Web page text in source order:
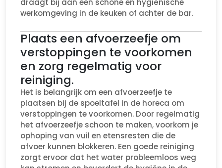
draagt bij aan een schone en hygiënische
werkomgeving in de keuken of achter de bar.
Plaats een afvoerzeefje om
verstoppingen te voorkomen
en zorg regelmatig voor
reiniging.
Het is belangrijk om een afvoerzeefje te
plaatsen bij de spoeltafel in de horeca om
verstoppingen te voorkomen. Door regelmatig
het afvoerzeefje schoon te maken, voorkom je
ophoping van vuil en etensresten die de
afvoer kunnen blokkeren. Een goede reiniging
zorgt ervoor dat het water probleemloos weg